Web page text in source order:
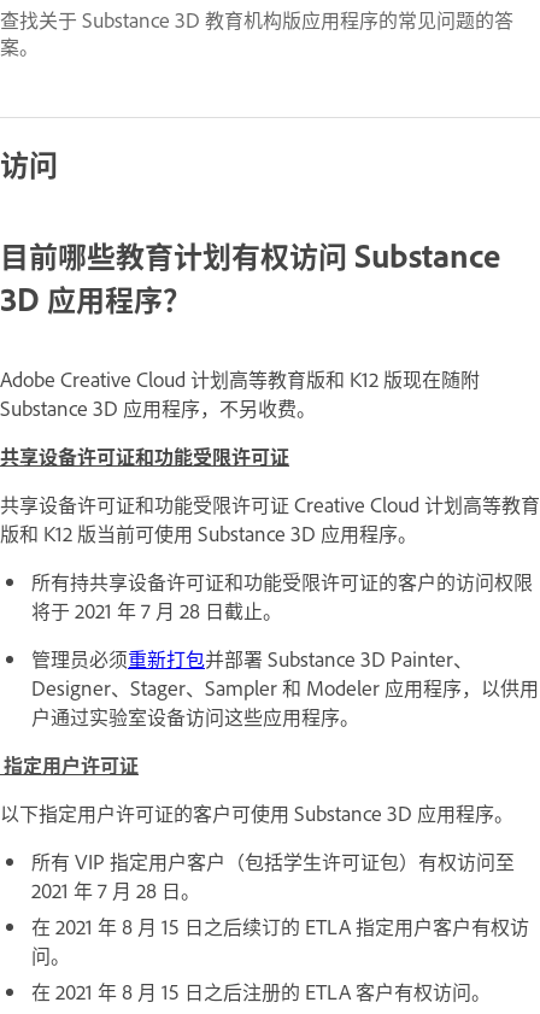
查找关于 Substance 3D 教育机构版应用程序的常见问题的答
案。
访问
目前哪些教育计划有权访问 Substance
3D 应用程序？
Adobe Creative Cloud 计划高等教育版和 K12 版现在随附
Substance 3D 应用程序，不另收费。
共享设备许可证和功能受限许可证
共享设备许可证和功能受限许可证 Creative Cloud 计划高等教育
版和 K12 版当前可使用 Substance 3D 应用程序。
所有持共享设备许可证和功能受限许可证的客户的访问权限
将于 2021 年 7 月 28 日截止。
管理员必须重新打包并部署 Substance 3D Painter、
Designer、Stager、Sampler 和 Modeler 应用程序，以供用
户通过实验室设备访问这些应用程序。
指定用户许可证
以下指定用户许可证的客户可使用 Substance 3D 应用程序。
所有 VIP 指定用户客户（包括学生许可证包）有权访问至
2021 年 7 月 28 日。
在 2021 年 8 月 15 日之后续订的 ETLA 指定用户客户有权访
问。
在 2021 年 8 月 15 日之后注册的 ETLA 客户有权访问。